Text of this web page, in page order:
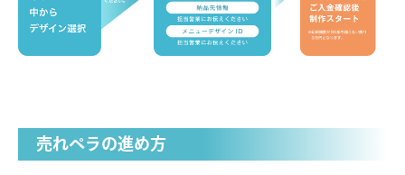
売れペラの進め方